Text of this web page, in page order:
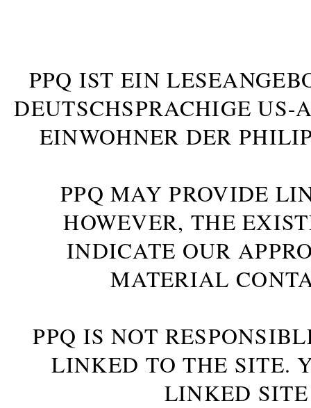
PPQ IST EIN
DEUTSCHSPRACHIGE US-
INWOHNER DER
PPQ MAY PROVIDE
HOWEVER, THE
INDICATE OUR
MATERIAL
PPQ IS NOT
LINKED TO THE SITE.
LINKED